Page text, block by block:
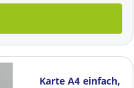
Karte A4 einfach,